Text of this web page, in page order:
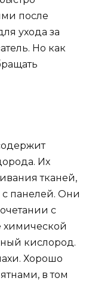
после
ухода за
Но как
Их
тканей,
панелей. Они
с
химической
кислород.
Хорошо
в том